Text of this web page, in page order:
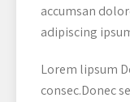
accumsan
adipiscing
Lorem lipsum
consec.Donec